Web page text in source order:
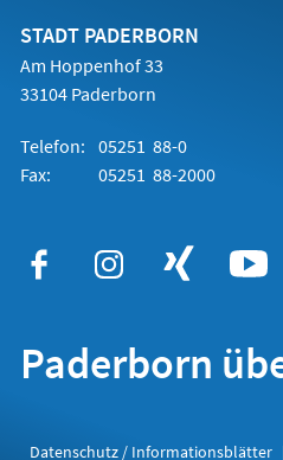
STADT PADERBORN
Am Hoppenhof 33
33104 Paderborn
Telefon: 05251 88-0
Fax:
05251 88-2000
Paderborn
Datenschutz / Informationsblätter